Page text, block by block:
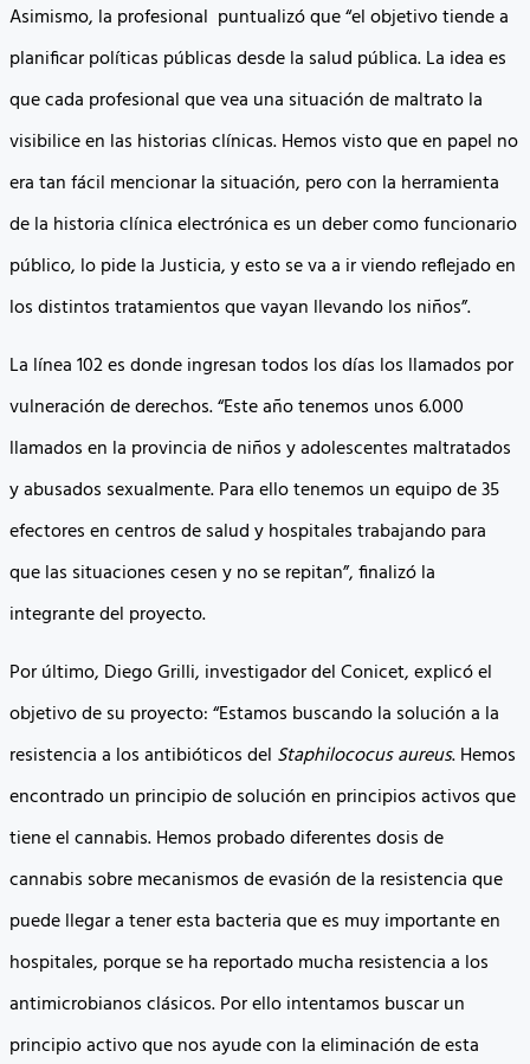
Asimismo, la profesional puntualizó que “el objetivo tiende a
planificar políticas públicas desde la salud pública. La idea es
que cada profesional que vea una situación de maltrato la
visibilice en las historias clínicas. Hemos visto que en papel no
era tan fácil mencionar la situación, pero con la herramienta
de la historia clínica electrónica es un deber como funcionario
público, lo pide la Justicia, y esto se va a ir viendo reflejado en
los distintos tratamientos que vayan llevando los niños”.
La línea 102 es donde ingresan todos los días los llamados por
vulneración de derechos. “Este año tenemos unos 6.000
llamados en la provincia de niños y adolescentes maltratados
y abusados sexualmente. Para ello tenemos un equipo de 35
efectores en centros de salud y hospitales trabajando para
que las situaciones cesen y no se repitan”, finalizó la
integrante del proyecto.
Por último, Diego Grilli, investigador del Conicet, explicó el
objetivo de su proyecto: “Estamos buscando la solución a la
resistencia a los antibióticos del Staphilococus aureus. Hemos
encontrado un principio de solución en principios activos que
tiene el cannabis. Hemos probado diferentes dosis de
cannabis sobre mecanismos de evasión de la resistencia que
puede llegar a tener esta bacteria que es muy importante en
hospitales, porque se ha reportado mucha resistencia a los
antimicrobianos clásicos. Por ello intentamos buscar un
principio activo que nos ayude con la eliminación de esta